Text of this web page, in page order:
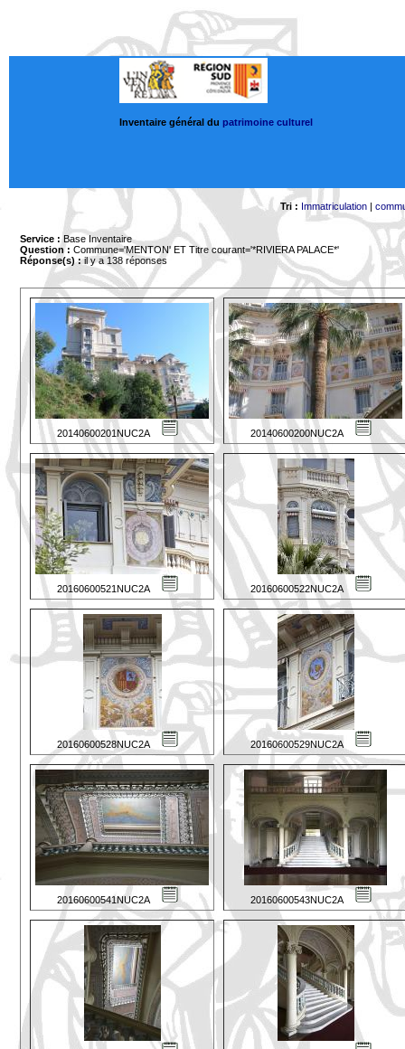
Inventaire général du patrimoine culturel
Tri : Immatriculation|
Service : Base Inventaire
Question : Commune='MENTON' ET Titre courant='*RIVIERA PALACE*'
Réponse(s) :il y a 138 réponses
20140600201NUC2A 20140600200NUC2A
20160600521NUC2A 20160600522NUC2A
20160600528NUC2A 20160600529NUC2A
20160600541NUC2A 20160600543NUC2A